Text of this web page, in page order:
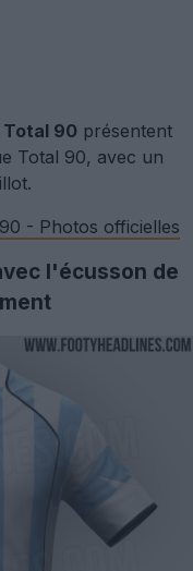
Total 90 présentent
Total 90, avec un
- Photos officielles
l'écusson de